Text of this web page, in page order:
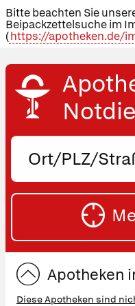
Bitte beachten Sie
Beipackzettelsuche im
(https://apotheken.de/
Ort,
oder
Straße
Apotheken
Diese Apotheken sind